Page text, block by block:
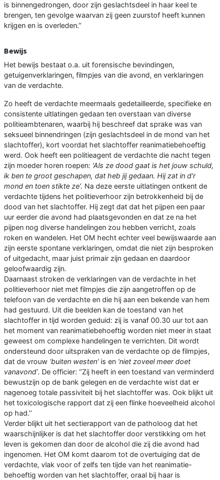
is binnengedrongen, door zijn geslachtsdeel in haar keel te
brengen, ten gevolge waarvan zij geen zuurstof heeft kunnen
krijgen en is overleden.’’
Bewijs
Het bewijs bestaat o.a. uit forensische bevindingen,
getuigenverklaringen, filmpjes van die avond, en verklaringen
van de verdachte.
Zo heeft de verdachte meermaals gedetailleerde, specifieke en
consistente uitlatingen gedaan ten overstaan van diverse
politieambtenaren, waarbij hij beschreef dat sprake was van
seksueel binnendringen (zijn geslachtsdeel in de mond van het
slachtoffer), kort voordat het slachtoffer reanimatiebehoeftig
werd. Ook heeft een politieagent de verdachte die nacht tegen
zijn moeder horen roepen: ‘Als ze dood gaat is het jouw schuld,
ik ben te groot geschapen, dat heb jij gedaan. Hij zat in d'r
mond en toen stikte ze’. Na deze eerste uitlatingen ontkent de
verdachte tijdens het politieverhoor zijn betrokkenheid bij de
dood van het slachtoffer. Hij zegt dat dat het pijpen een paar
uur eerder die avond had plaatsgevonden en dat ze na het
pijpen nog diverse handelingen zou hebben verricht, zoals
roken en wandelen. Het OM hecht echter veel bewijswaarde aan
zijn eerste spontane verklaringen, omdat die niet zijn besproken
of uitgedacht, maar juist primair zijn gedaan en daardoor
geloofwaardig zijn.
Daarnaast stroken de verklaringen van de verdachte in het
politieverhoor niet met filmpjes die zijn aangetroffen op de
telefoon van de verdachte en die hij aan een bekende van hem
had gestuurd. Uit die beelden kan de toestand van het
slachtoffer in tijd worden geduid: zij is vanaf 00.30 uur tot aan
het moment van reanimatiebehoeftig worden niet meer in staat
geweest om complexe handelingen te verrichten. Dit wordt
ondersteund door uitspraken van de verdachte op de filmpjes,
dat de vrouw ‘buiten westen’ is en ‘niet zoveel meer doet
vanavond’. De officier: ‘’Zij heeft in een toestand van verminderd
bewustzijn op de bank gelegen en de verdachte wist dat er
nagenoeg totale passiviteit bij het slachtoffer was. Ook blijkt uit
het toxicologische rapport dat zij een flinke hoeveelheid alcohol
op had.’’
Verder blijkt uit het sectierapport van de patholoog dat het
waarschijnlijker is dat het slachtoffer door verstikking om het
leven is gekomen dan door de alcohol die zij die avond had
ingenomen. Het OM komt daarom tot de overtuiging dat de
verdachte, vlak voor of zelfs ten tijde van het reanimatie-
behoeftig worden van het slachtoffer, oraal bij haar is